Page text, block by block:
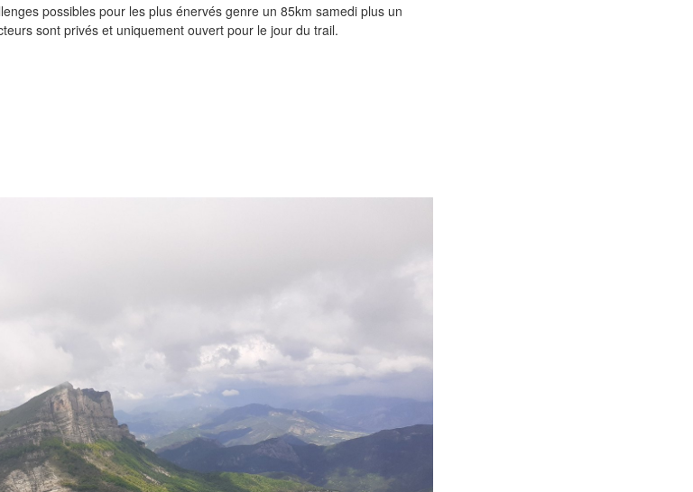
possibles pour les plus énervés genre un 85km samedi plus un
sont privés et uniquement ouvert pour le jour du trail.